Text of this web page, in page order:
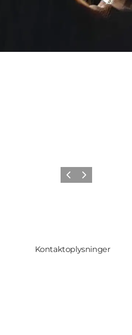
ForrigeNæste
Kontaktoplysninger